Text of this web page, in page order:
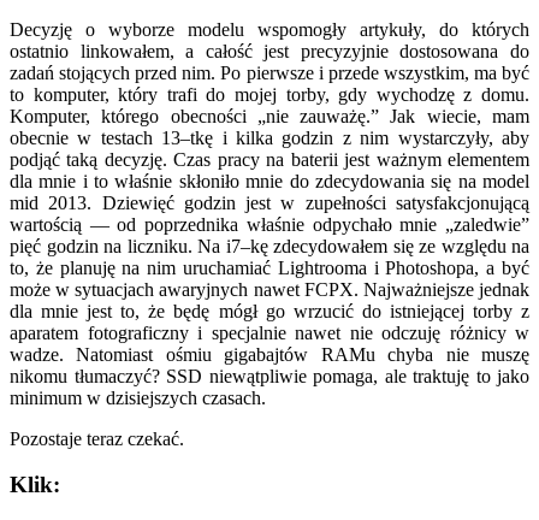
Decyzję o wyborze modelu wspomogły artykuły, do których
ostatnio linkowałem, a całość jest precyzyjnie dostosowana do
zadań stojących przed nim. Po pierwsze i przede wszystkim, ma być
to komputer, który trafi do mojej torby, gdy wychodzę z domu.
Komputer, którego obecności „nie zauważę.” Jak wiecie, mam
obecnie w testach 13–tkę i kilka godzin z nim wystarczyły, aby
podjąć taką decyzję. Czas pracy na baterii jest ważnym elementem
dla mnie i to właśnie skłoniło mnie do zdecydowania się na model
mid 2013. Dziewięć godzin jest w zupełności satysfakcjonującą
wartością — od poprzednika właśnie odpychało mnie „zaledwie”
pięć godzin na liczniku. Na i7–kę zdecydowałem się ze względu na
to, że planuję na nim uruchamiać Lightrooma i Photoshopa, a być
może w sytuacjach awaryjnych nawet FCPX. Najważniejsze jednak
dla mnie jest to, że będę mógł go wrzucić do istniejącej torby z
aparatem fotograficzny i specjalnie nawet nie odczuję różnicy w
wadze. Natomiast ośmiu gigabajtów RAMu chyba nie muszę
nikomu tłumaczyć? SSD niewątpliwie pomaga, ale traktuję to jako
minimum w dzisiejszych czasach.
Pozostaje teraz czekać.
Klik: